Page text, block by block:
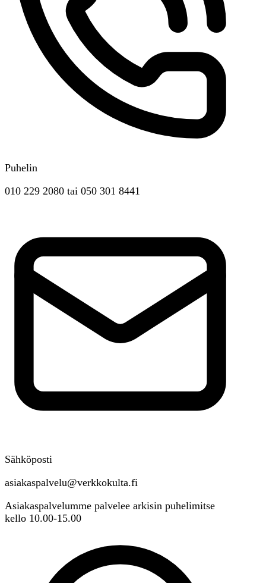
Puhelin
010 229 2080 tai 050 301 8441
Sähköposti
asiakaspalvelu@verkkokulta.fi
Asiakaspalvelumme palvelee arkisin puhelimitse
kello 10.00-15.00